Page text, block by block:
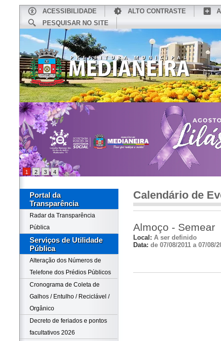
ACESSIBILIDADE ALTO CONTRASTE
PESQUISAR NO SITE
CONHEÇA MEDIANEIRA
1 2 3 4
Portal da
Transparência
Radar da Transparência
Pública
Serviços de Utilidade
Pública
Alteração dos Números de
Telefone dos Prédios Públicos
Cronograma de Coleta de
Galhos / Entulho / Reciclável /
Orgânico
Decreto de feriados e pontos
facultativos 2026
Calendário de
Almoço - Semear
Local: A ser definido
Data: de 07/08/2011 a 07/08/